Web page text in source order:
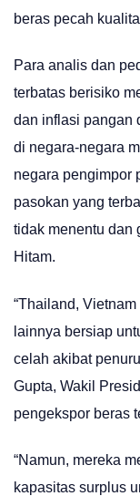
beras pecah
Para analis dan
terbatas berisiko
dan inflasi pangan
di negara-negara
negara pengimpor
pasokan yang
tidak menentu dan
Hitam.
“Thailand,
lainnya bersiap
celah akibat
Gupta, Wakil
pengekspor beras
“Namun, mereka
kapasitas surplus